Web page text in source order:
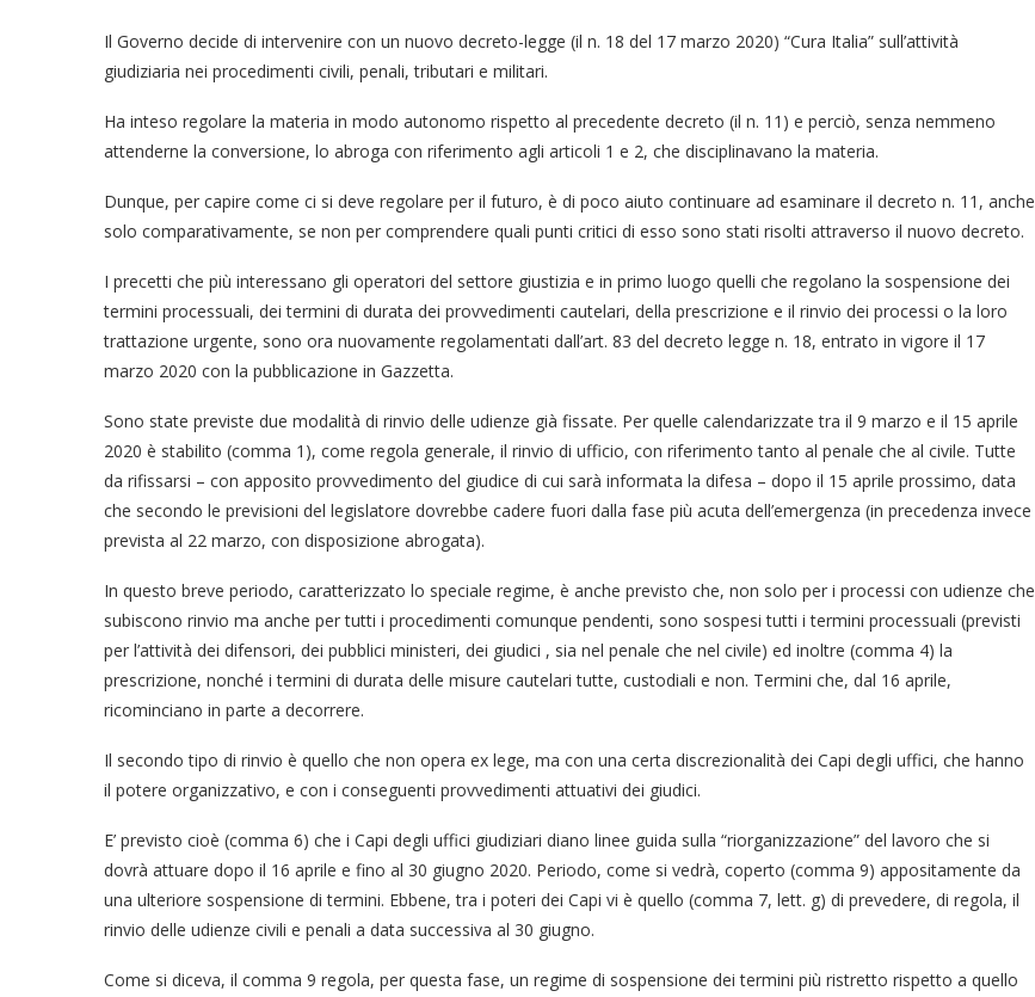
Il Governo decide di intervenire con un nuovo decreto-legge (il n. 18 del 17 marzo 2020) “Cura Italia” sull’attività
giudiziaria nei procedimenti civili, penali, tributari e militari.
Ha inteso regolare la materia in modo autonomo rispetto al precedente decreto (il n. 11) e perciò, senza nemmeno
attenderne la conversione, lo abroga con riferimento agli articoli 1 e 2, che disciplinavano la materia.
Dunque, per capire come ci si deve regolare per il futuro, è di poco aiuto continuare ad esaminare il decreto n. 11, anche
solo comparativamente, se non per comprendere quali punti critici di esso sono stati risolti attraverso il nuovo decreto.
I precetti che più interessano gli operatori del settore giustizia e in primo luogo quelli che regolano la sospensione dei
termini processuali, dei termini di durata dei provvedimenti cautelari, della prescrizione e il rinvio dei processi o la loro
trattazione urgente, sono ora nuovamente regolamentati dall’art. 83 del decreto legge n. 18, entrato in vigore il 17
marzo 2020 con la pubblicazione in Gazzetta.
Sono state previste due modalità di rinvio delle udienze già fissate. Per quelle calendarizzate tra il 9 marzo e il 15 aprile
2020 è stabilito (comma 1), come regola generale, il rinvio di ufficio, con riferimento tanto al penale che al civile. Tutte
da rifissarsi – con apposito provvedimento del giudice di cui sarà informata la difesa – dopo il 15 aprile prossimo, data
che secondo le previsioni del legislatore dovrebbe cadere fuori dalla fase più acuta dell’emergenza (in precedenza invece
prevista al 22 marzo, con disposizione abrogata).
In questo breve periodo, caratterizzato lo speciale regime, è anche previsto che, non solo per i processi con udienze che
subiscono rinvio ma anche per tutti i procedimenti comunque pendenti, sono sospesi tutti i termini processuali (previsti
per l’attività dei difensori, dei pubblici ministeri, dei giudici , sia nel penale che nel civile) ed inoltre (comma 4) la
prescrizione, nonché i termini di durata delle misure cautelari tutte, custodiali e non. Termini che, dal 16 aprile,
ricominciano in parte a decorrere.
Il secondo tipo di rinvio è quello che non opera ex lege, ma con una certa discrezionalità dei Capi degli uffici, che hanno
il potere organizzativo, e con i conseguenti provvedimenti attuativi dei giudici.
E’ previsto cioè (comma 6) che i Capi degli uffici giudiziari diano linee guida sulla “riorganizzazione” del lavoro che si
dovrà attuare dopo il 16 aprile e fino al 30 giugno 2020. Periodo, come si vedrà, coperto (comma 9) appositamente da
una ulteriore sospensione di termini. Ebbene, tra i poteri dei Capi vi è quello (comma 7, lett. g) di prevedere, di regola, il
rinvio delle udienze civili e penali a data successiva al 30 giugno.
Come si diceva, il comma 9 regola, per questa fase, un regime di sospensione dei termini più ristretto rispetto a quello